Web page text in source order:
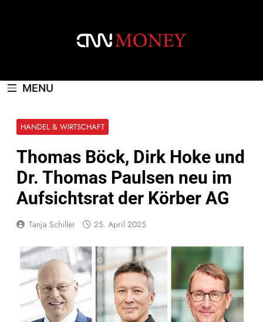
MENU
HANDEL & WIRTSCHAFT
Thomas Böck, Dirk Hoke und
Dr. Thomas Paulsen neu im
Aufsichtsrat der Körber AG
Tanja Schiller 25. April 2025